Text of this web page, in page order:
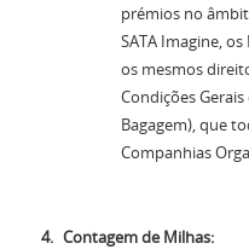
prémios no
SATA Imagine,
os mesmos
Condições
Bagagem), que
Companhias
Contagem de Milhas: